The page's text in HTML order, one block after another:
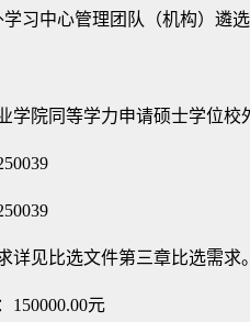
习中心管理团队（机构）遴
学院同等学力申请硕士学位
详见 比选文件第三章比选需求
150000.00元